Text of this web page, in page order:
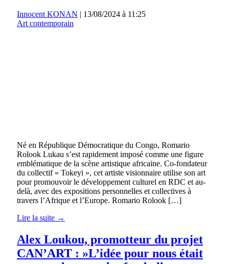
Innocent KONAN | 13/08/2024 à 11:25
Art contemporain
Né en République Démocratique du Congo, Romario
Rolook Lukau s’est rapidement imposé comme une figure
emblématique de la scène artistique africaine. Co-fondateur
du collectif « Tokeyi », cet artiste visionnaire utilise son art
pour promouvoir le développement culturel en RDC et au-
delà, avec des expositions personnelles et collectives à
travers l’Afrique et l’Europe. Romario Rolook […]
Lire la suite →
Alex Loukou, promotteur du projet
CAN’ART : »L’idée pour nous était